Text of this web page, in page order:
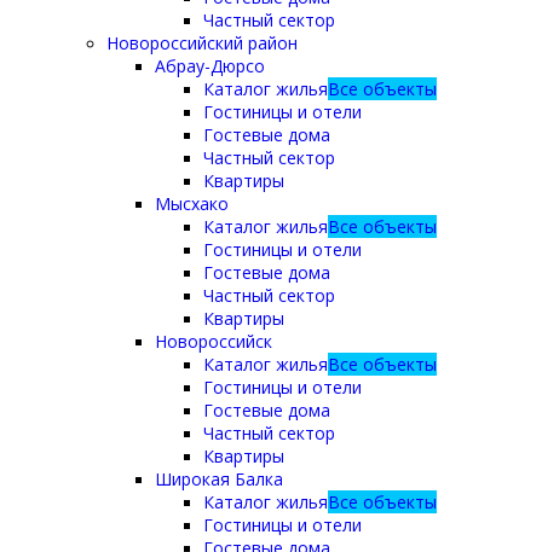
Частный сектор
Новороссийский район
Абрау-Дюрсо
Каталог жильяВсе объекты
Гостиницы и отели
Гостевые дома
Частный сектор
Квартиры
Мысхако
Каталог жильяВсе объекты
Гостиницы и отели
Гостевые дома
Частный сектор
Квартиры
Новороссийск
Каталог жильяВсе объекты
Гостиницы и отели
Гостевые дома
Частный сектор
Квартиры
Широкая Балка
Каталог жильяВсе объекты
Гостиницы и отели